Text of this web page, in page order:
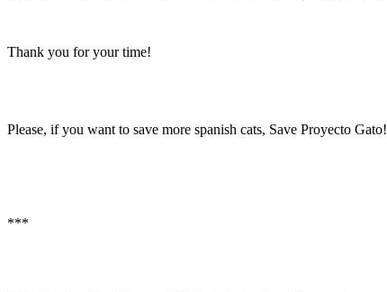
Thank you for your time!
Please, if you want to save more spanish cats, Save Proyecto Gato!
***